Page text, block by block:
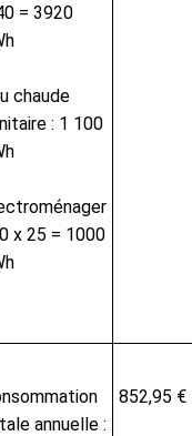
= 3920
chaude
: 1 100
x 25 = 1000
annuelle :
852,95 €